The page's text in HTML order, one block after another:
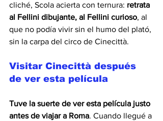
cliché, Scola acierta con ternura: retrata
al Fellini dibujante, al Fellini curioso, al
que no podía vivir sin el humo del plató,
sin la carpa del circo de Cinecittà.
Visitar Cinecittà después
de ver esta película
Tuve la suerte de ver esta película justo
antes de viajar a Roma. Cuando llegué a